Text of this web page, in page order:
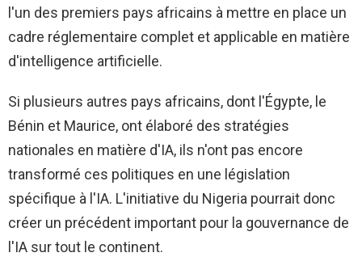
l'un des premiers pays africains à mettre en place un
cadre réglementaire complet et applicable en matière
d'intelligence artificielle.
Si plusieurs autres pays africains, dont l'Égypte, le
Bénin et Maurice, ont élaboré des stratégies
nationales en matière d'IA, ils n'ont pas encore
transformé ces politiques en une législation
spécifique à l'IA. L'initiative du Nigeria pourrait donc
créer un précédent important pour la gouvernance de
l'IA sur tout le continent.